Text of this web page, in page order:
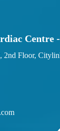
Centre
2nd Floor,